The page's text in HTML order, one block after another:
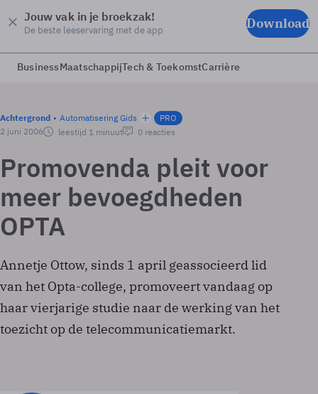
Jouw vak in je broekzak!
De beste leeservaring met de app Download
BusinessMaatschappijTech & ToekomstCarrière
Achtergrond Automatisering Gids
PRO
2 juni 2006
leestijd 1 minuut 0 reacties
Promovenda pleit voor
meer bevoegdheden
OPTA
Annetje Ottow, sinds 1 april geassocieerd lid
van het Opta-college, promoveert vandaag op
haar vierjarige studie naar de werking van het
toezicht op de telecommunicatiemarkt.